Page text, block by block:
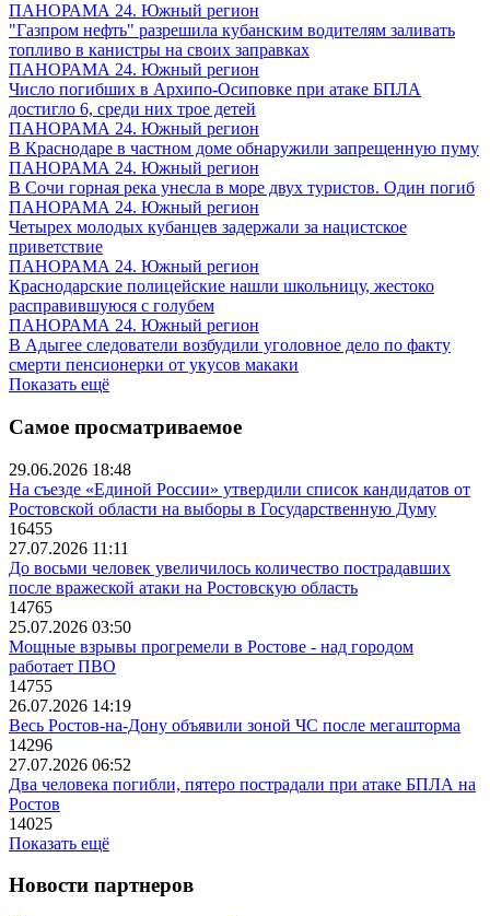
ПАНОРАМА 24. Южный регион
"Газпром нефть" разрешила кубанским водителям заливать
топливо в канистры на своих заправках
ПАНОРАМА 24. Южный регион
Число погибших в Архипо-Осиповке при атаке БПЛА
достигло 6, среди них трое детей
ПАНОРАМА 24. Южный регион
В Краснодаре в частном доме обнаружили запрещенную пуму
ПАНОРАМА 24. Южный регион
В Сочи горная река унесла в море двух туристов. Один погиб
ПАНОРАМА 24. Южный регион
Четырех молодых кубанцев задержали за нацистское
приветствие
ПАНОРАМА 24. Южный регион
Краснодарские полицейские нашли школьницу, жестоко
расправившуюся с голубем
ПАНОРАМА 24. Южный регион
В Адыгее следователи возбудили уголовное дело по факту
смерти пенсионерки от укусов макаки
Показать ещё
Самое просматриваемое
29.06.2026 18:48
На съезде «Единой России» утвердили список кандидатов от
Ростовской области на выборы в Государственную Думу
16455
27.07.2026 11:11
До восьми человек увеличилось количество пострадавших
после вражеской атаки на Ростовскую область
14765
25.07.2026 03:50
Мощные взрывы прогремели в Ростове - над городом
работает ПВО
14755
26.07.2026 14:19
Весь Ростов-на-Дону объявили зоной ЧС после мегашторма
14296
27.07.2026 06:52
Два человека погибли, пятеро пострадали при атаке БПЛА на
Ростов
14025
Показать ещё
Новости партнеров